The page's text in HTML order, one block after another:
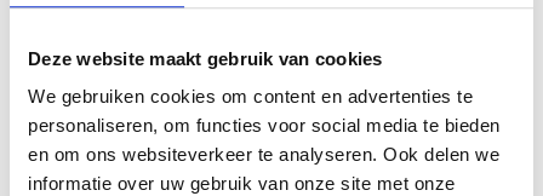
Deze website maakt gebruik van cookies
We gebruiken cookies om content en advertenties te
personaliseren, om functies voor social media te bieden
en om ons websiteverkeer te analyseren. Ook delen we
informatie over uw gebruik van onze site met onze
Klaar voor gebruik. Bij inspanningen van 60 tot 90 minuten:
10 à 30 minuten voor de training een reep gebruiken voor
extra energie tijdens de inspanningen. Langere
inspanningen: gebruik elke 60 minuten 1 reep tot het laatste